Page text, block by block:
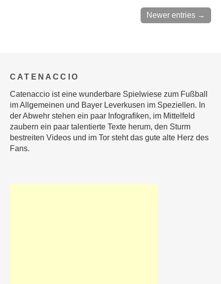
Newer entries →
CATENACCIO
Catenaccio ist eine wunderbare Spielwiese zum Fußball
im Allgemeinen und Bayer Leverkusen im Speziellen. In
der Abwehr stehen ein paar Infografiken, im Mittelfeld
zaubern ein paar talentierte Texte herum, den Sturm
bestreiten Videos und im Tor steht das gute alte Herz des
Fans.